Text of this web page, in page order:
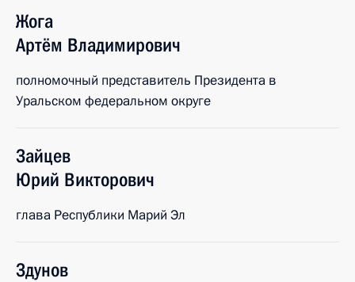
Жога
Артём Владимирович
полномочный представитель Президента в
Уральском федеральном округе
Зайцев
Юрий Викторович
глава Республики Марий Эл
Здунов